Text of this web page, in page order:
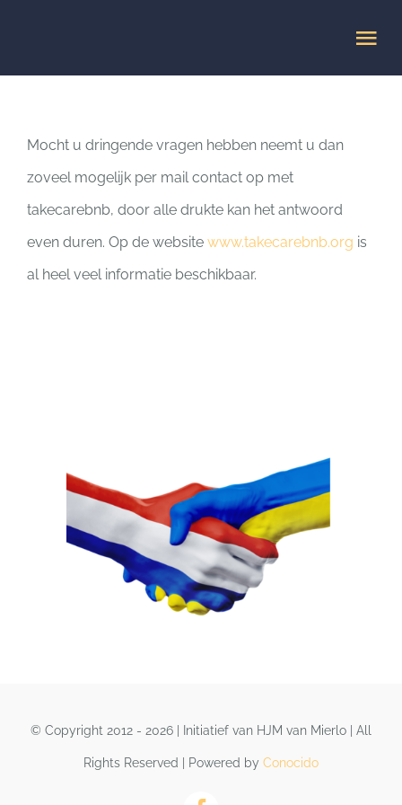
inhoud
AANMELDEN
Mocht u dringende vragen hebben neemt u dan
zoveel mogelijk per mail contact op met
takecarebnb, door alle drukte kan het antwoord
even duren. Op de website www.takecarebnb.org is
al heel veel informatie beschikbaar.
© Copyright 2012 - 2026 | Initiatief van HJM van Mierlo | All
Rights Reserved | Powered by Conocido